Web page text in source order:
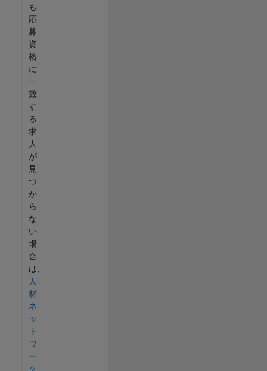
も
応
募
資
格
に
一
致
す
る
求
人
が
見
つ
か
ら
な
い
場
合
は、
人
材
ネ
ッ
ト
ワ
ー
ク